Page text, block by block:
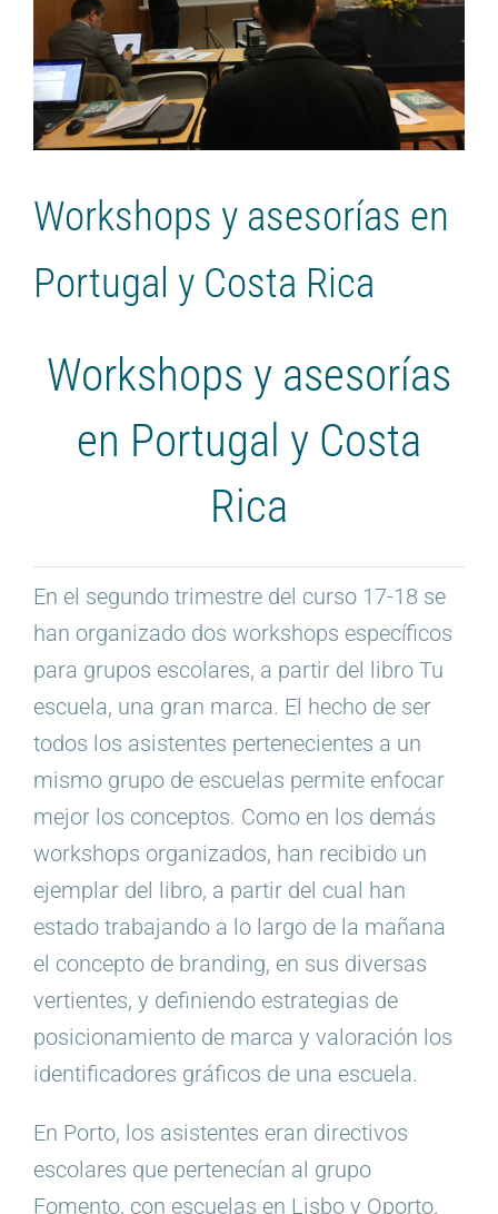
Workshops y asesorías en
Portugal y Costa Rica
Workshops y asesorías
en Portugal y Costa
Rica
En el segundo trimestre del curso 17-18 se
han organizado dos workshops específicos
para grupos escolares, a partir del libro Tu
escuela, una gran marca. El hecho de ser
todos los asistentes pertenecientes a un
mismo grupo de escuelas permite enfocar
mejor los conceptos. Como en los demás
workshops organizados, han recibido un
ejemplar del libro, a partir del cual han
estado trabajando a lo largo de la mañana
el concepto de branding, en sus diversas
vertientes, y definiendo estrategias de
posicionamiento de marca y valoración los
identificadores gráficos de una escuela.
En Porto, los asistentes eran directivos
escolares que pertenecían al grupo
Fomento, con escuelas en Lisbo y Oporto.